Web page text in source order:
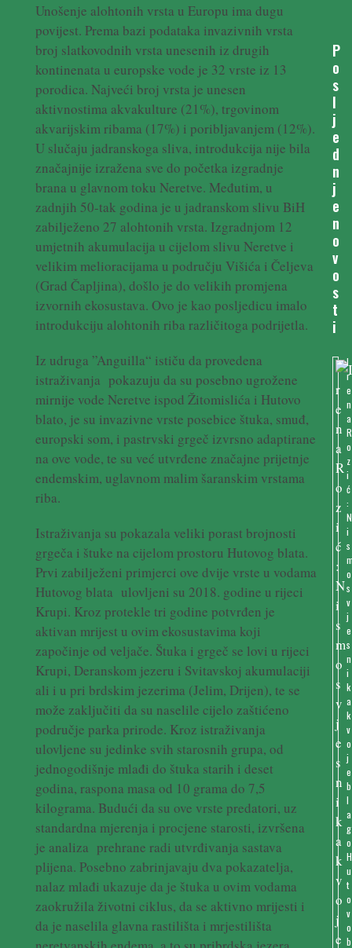
Unošenje alohtonih vrsta u Europu ima dugu
povijest. Prema bazi podataka invazivnih vrsta
broj slatkovodnih vrsta unesenih iz drugih
kontinenata u europske vode je 32 vrste iz 13
porodica. Najveći broj vrsta je unesen
aktivnostima akvakulture (21%), trgovinom
akvarijskim ribama (17%) i poribljavanjem (12%).
U slučaju jadranskoga sliva, introdukcija nije bila
značajnije izražena sve do početka izgradnje
brana u glavnom toku Neretve. Međutim, u
zadnjih 50-tak godina je u jadranskom slivu BiH
zabilježeno 27 alohtonih vrsta. Izgradnjom 12
umjetnih akumulacija u cijelom slivu Neretve i
velikim melioracijama u području Višića i Čeljeva
(Grad Čapljina), došlo je do velikih promjena
izvornih ekosustava. Ovo je kao posljedicu imalo
introdukciju alohtonih riba različitoga podrijetla.
Iz udruga ”Anguilla“ ističu da provedena
istraživanja pokazuju da su posebno ugrožene
mirnije vode Neretve ispod Žitomislića i Hutovo
blato, je su invazivne vrste posebice štuka, smuđ,
europski som, i pastrvski grgeč izvrsno adaptirane
na ove vode, te su već utvrđene značajne prijetnje
endemskim, uglavnom malim šaranskim vrstama
riba.
Istraživanja su pokazala veliki porast brojnosti
grgeča i štuke na cijelom prostoru Hutovog blata.
Prvi zabilježeni primjerci ove dvije vrste u vodama
Hutovog blata ulovljeni su 2018. godine u rijeci
Krupi. Kroz protekle tri godine potvrđen je
aktivan mrijest u ovim ekosustavima koji
započinje od veljače. Štuka i grgeč se lovi u rijeci
Krupi, Deranskom jezeru i Svitavskoj akumulaciji
ali i u pri brdskim jezerima (Jelim, Drijen), te se
može zaključiti da su naselile cijelo zaštićeno
područje parka prirode. Kroz istraživanja
ulovljene su jedinke svih starosnih grupa, od
jednogodišnje mlađi do štuka starih i deset
godina, raspona masa od 10 grama do 7,5
kilograma. Budući da su ove vrste predatori, uz
standardna mjerenja i procjene starosti, izvršena
je analiza prehrane radi utvrđivanja sastava
plijena. Posebno zabrinjavaju dva pokazatelja,
nalaz mlađi ukazuje da je štuka u ovim vodama
zaokružila životni ciklus, da se aktivno mrijesti i
da je naselila glavna rastilišta i mrjestilišta
P
o
s
l
j
e
d
n
j
e
n
o
v
o
s
t
i
I
r
e
n
a
R
o
z
i
ć
:
N
i
s
o
s
v
j
e
s
n
i
k
a
k
v
o
j
e
b
l
a
g
o
H
u
t
o
v
o
b